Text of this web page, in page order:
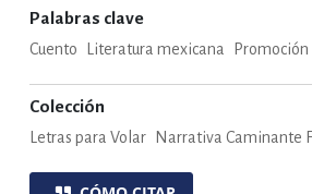
RELIGIÓN
Y
Palabras clave
Cuento Literatura mexicana
Colección
Letras para Volar Narrativa Caminante